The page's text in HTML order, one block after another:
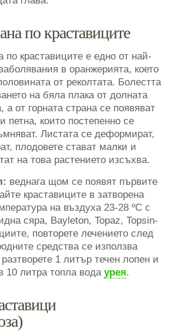
по краставиците
по краставиците е едно от най-
в оранжерията, което
от реколтата. Болестта
на бяла плака от долната
а от горната страна се появяват
петна, които постепенно се
Листата се деформират,
плодовете стават малки и
на това растението изсъхва.
веднага щом се появят първите
краставиците в затворена
на въздуха 23-28 ºC с
сяра, Bayleton, Topaz, Topsin-
повторете лечението след
средства се използва
1 литър течен лопен и
10 литра топла вода урея.